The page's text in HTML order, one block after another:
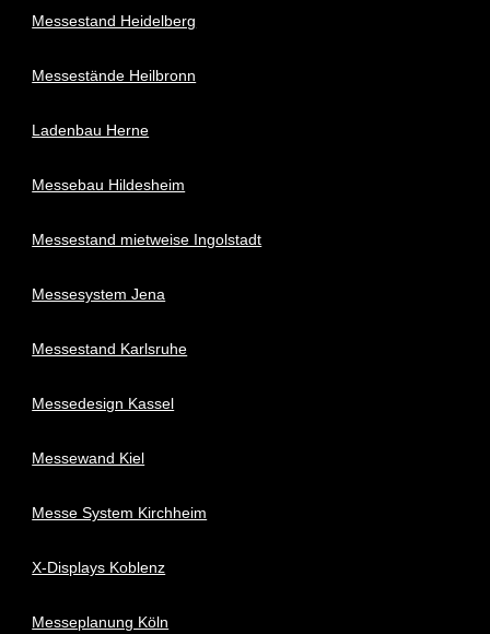
Messestand Heidelberg
Messestände Heilbronn
Ladenbau Herne
Messebau Hildesheim
Messestand mietweise Ingolstadt
Messesystem Jena
Messestand Karlsruhe
Messedesign Kassel
Messewand Kiel
Messe System Kirchheim
X-Displays Koblenz
Messeplanung Köln